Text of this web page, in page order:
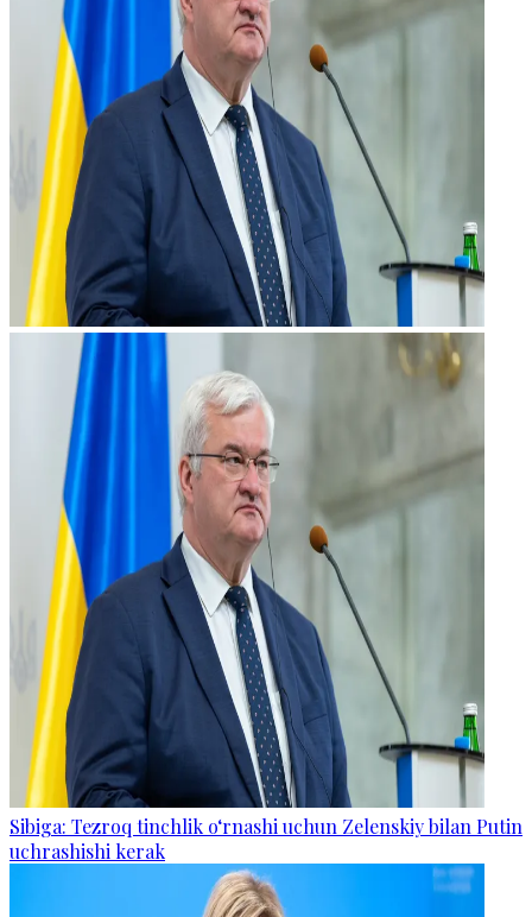
Sibiga: Tezroq tinchlik o‘rnashi uchun Zelenskiy bilan Putin
uchrashishi kerak